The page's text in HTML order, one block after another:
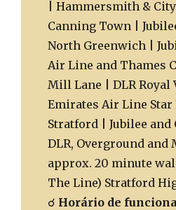
| Hammersmith &
Canning Town |
North Greenwich |
Air Line and Thames
Mill Lane | DLR Royal
Emirates Air Line Star
Stratford | Jubilee and
DLR, Overground and
approx. 20 minute
The Line) Stratford
☌ Horário de